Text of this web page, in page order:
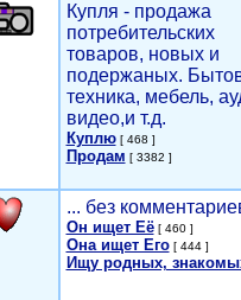
Купля - продажа
потребительских
товаров, новых и
подержаных.
техника, мебель,
видео,и т.д.
Куплю[ 468 ]
Продам [ 3382 ]
... без
Он ищет Её[ 460 ]
Она ищет Его[ 444 ]
Ищу родных,